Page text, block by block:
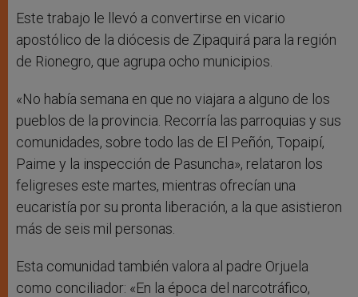
Este trabajo le llevó a convertirse en vicario
apostólico de la diócesis de Zipaquirá para la región
de Rionegro, que agrupa ocho municipios.
«No había semana en que no viajara a alguno de los
pueblos de la provincia. Recorría las parroquias y sus
comunidades, sobre todo las de El Peñón, Topaipí,
Paime y la inspección de Pasuncha», relataron los
feligreses este martes, mientras ofrecían una
eucaristía por su pronta liberación, a la que asistieron
más de seis mil personas.
Esta comunidad también valora al padre Orjuela
como conciliador: «En la época del narcotráfico,